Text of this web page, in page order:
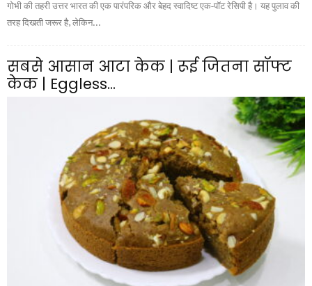
गोभी की तहरी उत्तर भारत की एक पारंपरिक और बेहद स्वादिष्ट एक-पॉट रेसिपी है। यह पुलाव की
तरह दिखती जरूर है, लेकिन...
सबसे आसान आटा केक | रूई जितना सॉफ्ट
केक | Eggless...